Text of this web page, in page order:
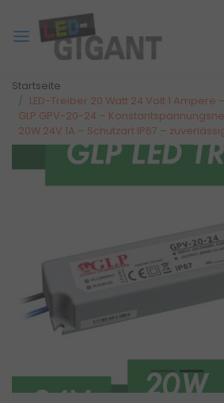
Startseite
LED-Treiber 20 Watt 24 Volt 1 Ampere
GLP GPV-20-24 –
20W 24V 1A – Schutzart IP67 –